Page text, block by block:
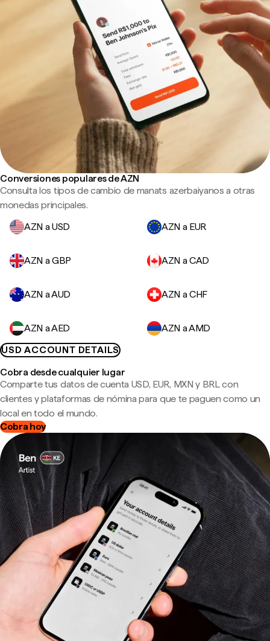
Conversiones populares de AZN
Consulta los tipos de cambio de manats azerbaiyanos a otras
monedas principales.
AZN a USD
AZN a EUR
AZN a GBP AZN a CAD
AZN a AUD AZN a CHF
AZN a AED
AZN a AMD
USD ACCOUNT DETAILS
Cobra desde cualquier lugar
Comparte tus datos de cuenta USD, EUR, MXN y BRL con
clientes y plataformas de nómina para que te paguen como un
local en todo el mundo.
Cobra hoy